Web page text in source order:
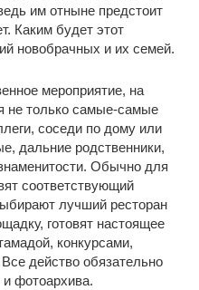
им отныне предстоит
Каким будет этот
новобрачных и их семей.
мероприятие, на
не только самые-самые
соседи по дому или
дальние родственники,
Обычно для
соответствующий
лучший ресторан
готовят настоящее
конкурсами,
действо обязательно
фотоархива.